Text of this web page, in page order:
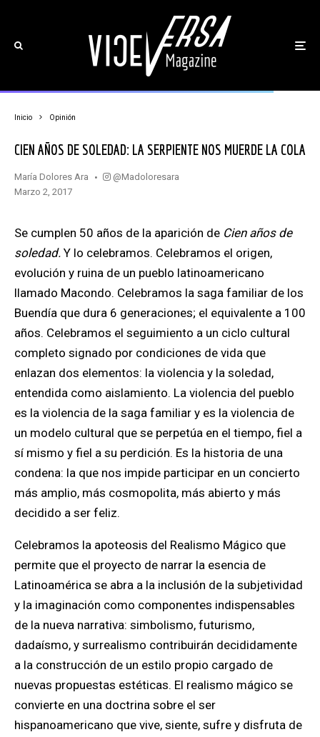
Inicio Opinión
CIEN AÑOS DE SOLEDAD: LA SERPIENTE NOS MUERDE LA COLA
María Dolores Ara
@madoloresara
marzo 2, 2017
Se cumplen 50 años de la aparición de Cien años de
soledad. Y lo celebramos. Celebramos el origen,
evolución y ruina de un pueblo latinoamericano
llamado Macondo. Celebramos la saga familiar de los
Buendía que dura 6 generaciones; el equivalente a 100
años. Celebramos el seguimiento a un ciclo cultural
completo signado por condiciones de vida que
enlazan dos elementos: la violencia y la soledad,
entendida como aislamiento. La violencia del pueblo
es la violencia de la saga familiar y es la violencia de
un modelo cultural que se perpetúa en el tiempo, fiel a
sí mismo y fiel a su perdición. Es la historia de una
condena: la que nos impide participar en un concierto
más amplio, más cosmopolita, más abierto y más
decidido a ser feliz.
Celebramos la apoteosis del Realismo Mágico que
permite que el proyecto de narrar la esencia de
Latinoamérica se abra a la inclusión de la subjetividad
y la imaginación como componentes indispensables
de la nueva narrativa: simbolismo, futurismo,
dadaísmo, y surrealismo contribuirán decididamente
a la construcción de un estilo propio cargado de
nuevas propuestas estéticas. El realismo mágico se
convierte en una doctrina sobre el ser
hispanoamericano que vive, siente, sufre y disfruta de